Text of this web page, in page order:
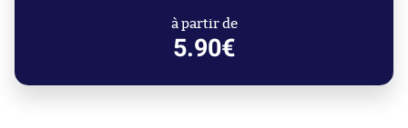
à partir de
5.90€